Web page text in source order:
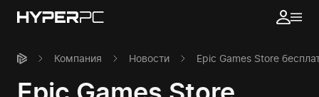
Компания Новости Epic Games Store